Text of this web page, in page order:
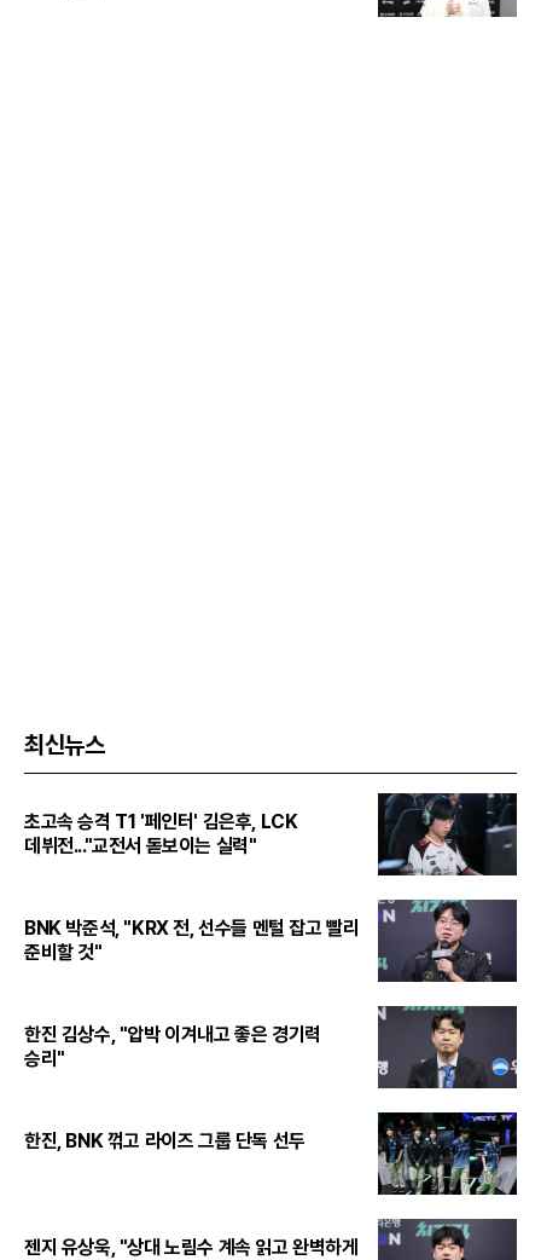
최신뉴스
초고속 승격 T1 '페인터' 김은후, LCK
데뷔전..."교전서 돋보이는 실력"
BNK 박준석, "KRX 전, 선수들 멘털 잡고 빨리
준비할 것"
한진 김상수, "압박 이겨내고 좋은 경기력
승리"
한진, BNK 꺾고 라이즈 그룹 단독 선두
젠지 유상욱, "상대 노림수 계속 읽고 완벽하게